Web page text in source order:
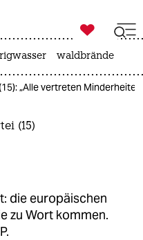

taz zahl ich
waldbrände
„Alle vertreten
(15)
die europäischen
zu Wort kommen.